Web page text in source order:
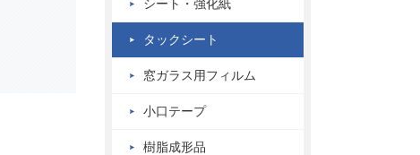
シート・強化紙
タックシート
窓ガラス用フィルム
小口テープ
樹脂成形品